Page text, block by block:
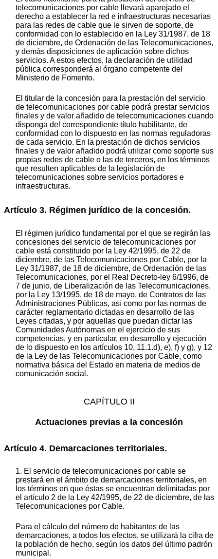
telecomunicaciones por cable llevará aparejado el
derecho a establecer la red e infraestructuras necesarias
para las redes de cable que le sirven de soporte, de
conformidad con lo establecido en la Ley 31/1987, de 18
de diciembre, de Ordenación de las Telecomunicaciones,
y demás disposiciones de aplicación sobre dichos
servicios. A estos efectos, la declaración de utilidad
pública corresponderá al órgano competente del
Ministerio de Fomento.
El titular de la concesión para la prestación del servicio
de telecomunicaciones por cable podrá prestar servicios
finales y de valor añadido de telecomunicaciones cuando
disponga del correspondiente título habilitante, de
conformidad con lo dispuesto en las normas reguladoras
de cada servicio. En la prestación de dichos servicios
finales y de valor añadido podrá utilizar como soporte sus
propias redes de cable o las de terceros, en los términos
que resulten aplicables de la legislación de
telecomunicaciones sobre servicios portadores e
infraestructuras.
Artículo 3. Régimen jurídico de la concesión.
El régimen jurídico fundamental por el que se regirán las
concesiones del servicio de telecomunicaciones por
cable está constituido por la Ley 42/1995, de 22 de
diciembre, de las Telecomunicaciones por Cable, por la
Ley 31/1987, de 18 de diciembre, de Ordenación de las
Telecomunicaciones, por el Real Decreto-ley 6/1996, de
7 de junio, de Liberalización de las Telecomunicaciones,
por la Ley 13/1995, de 18 de mayo, de Contratos de las
Administraciones Públicas, así como por las normas de
carácter reglamentario dictadas en desarrollo de las
Leyes citadas, y por aquellas que puedan dictar las
Comunidades Autónomas en el ejercicio de sus
competencias, y en particular, en desarrollo y ejecución
de lo dispuesto en los artículos 10, 11.1.d), e), f) y g), y 12
de la Ley de las Telecomunicaciones por Cable, como
normativa básica del Estado en materia de medios de
comunicación social.
CAPÍTULO II
Actuaciones previas a la concesión
Artículo 4. Demarcaciones territoriales.
1. El servicio de telecomunicaciones por cable se
prestará en el ámbito de demarcaciones territoriales, en
los términos en que éstas se encuentran delimitadas por
el artículo 2 de la Ley 42/1995, de 22 de diciembre, de las
Telecomunicaciones por Cable.
Para el cálculo del número de habitantes de las
demarcaciones, a todos los efectos, se utilizará la cifra de
la población de hecho, según los datos del último padrón
municipal.